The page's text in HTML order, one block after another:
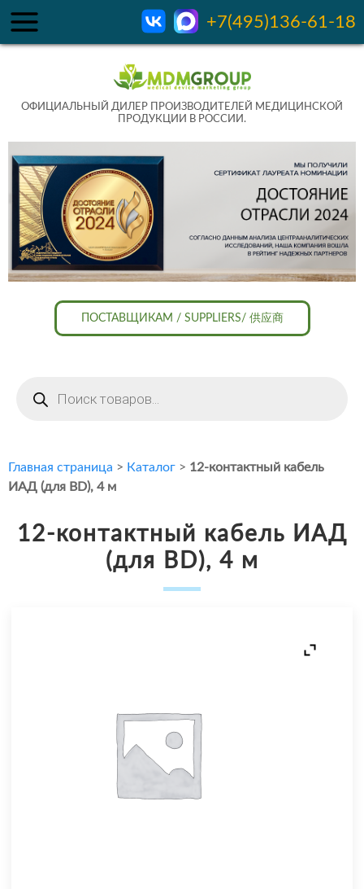
+7(495)136-61-18
ОФИЦИАЛЬНЫЙ ДИЛЕР ПРОИЗВОДИТЕЛЕЙ МЕДИЦИНСКОЙ
ПРОДУКЦИИ В РОССИИ.
ПОСТАВЩИКАМ / SUPPLIERS/ 供应商
товаров
Главная страница > Каталог > 12-контактный кабель
ИАД (для BD), 4 м
12-контактный кабель ИАД
(для BD), 4 м